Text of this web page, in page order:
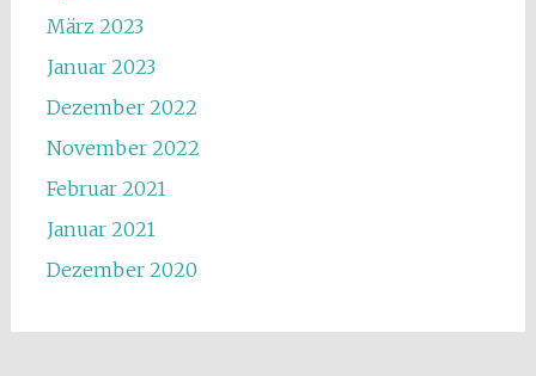
März 2023
Januar 2023
Dezember 2022
November 2022
Februar 2021
Januar 2021
Dezember 2020